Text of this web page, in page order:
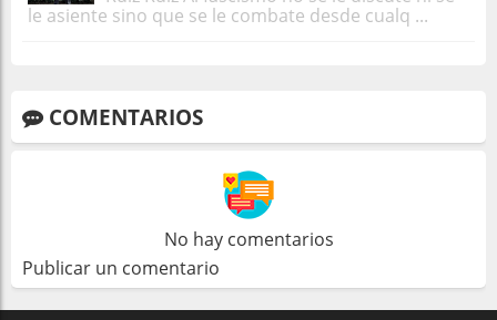
le asiente sino que se le combate desde cualq ...
COMENTARIOS
No hay comentarios
Publicar un comentario